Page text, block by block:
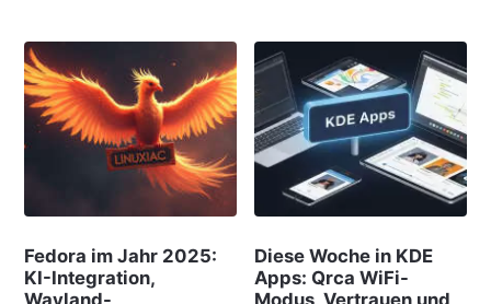
Fedora im Jahr 2025:
KI-Integration,
Diese Woche in KDE
Apps: Qrca WiFi-